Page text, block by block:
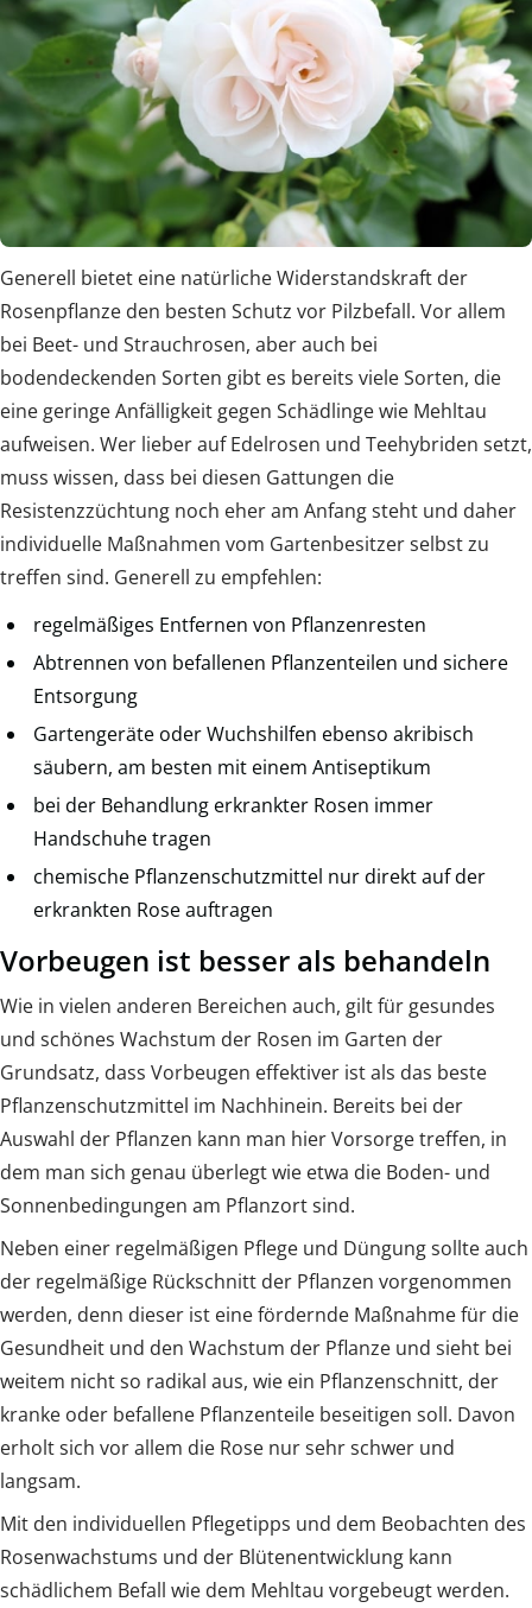
Generell bietet eine natürliche Widerstandskraft der
Rosenpflanze den besten Schutz vor Pilzbefall. Vor allem
bei Beet- und Strauchrosen, aber auch bei
bodendeckenden Sorten gibt es bereits viele Sorten, die
eine geringe Anfälligkeit gegen Schädlinge wie Mehltau
aufweisen. Wer lieber auf Edelrosen und Teehybriden setzt,
muss wissen, dass bei diesen Gattungen die
Resistenzzüchtung noch eher am Anfang steht und daher
individuelle Maßnahmen vom Gartenbesitzer selbst zu
treffen sind. Generell zu empfehlen:
regelmäßiges Entfernen von Pflanzenresten
Abtrennen von befallenen Pflanzenteilen und sichere
Entsorgung
Gartengeräte oder Wuchshilfen ebenso akribisch
säubern, am besten mit einem Antiseptikum
bei der Behandlung erkrankter Rosen immer
Handschuhe tragen
chemische Pflanzenschutzmittel nur direkt auf der
erkrankten Rose auftragen
Vorbeugen ist besser als behandeln
Wie in vielen anderen Bereichen auch, gilt für gesundes
und schönes Wachstum der Rosen im Garten der
Grundsatz, dass Vorbeugen effektiver ist als das beste
Pflanzenschutzmittel im Nachhinein. Bereits bei der
Auswahl der Pflanzen kann man hier Vorsorge treffen, in
dem man sich genau überlegt wie etwa die Boden- und
Sonnenbedingungen am Pflanzort sind.
Neben einer regelmäßigen Pflege und Düngung sollte auch
der regelmäßige Rückschnitt der Pflanzen vorgenommen
werden, denn dieser ist eine fördernde Maßnahme für die
Gesundheit und den Wachstum der Pflanze und sieht bei
weitem nicht so radikal aus, wie ein Pflanzenschnitt, der
kranke oder befallene Pflanzenteile beseitigen soll. Davon
erholt sich vor allem die Rose nur sehr schwer und
langsam.
Mit den individuellen Pflegetipps und dem Beobachten des
Rosenwachstums und der Blütenentwicklung kann
schädlichem Befall wie dem Mehltau vorgebeugt werden.